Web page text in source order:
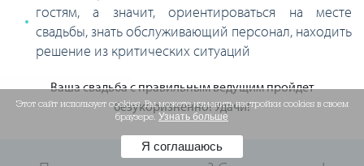
гостям, а значит, ориентироваться на месте
свадьбы, знать обслуживающий персонал, находить
решение из критических ситуаций
Ваша свадьба с правильным ведущим пройдет
безукоризненно! Удачи!
Этот сайт использует cookies. Вы можете изменить настройки cookies в своем
браузере. Узнать больше
Я соглашаюсь